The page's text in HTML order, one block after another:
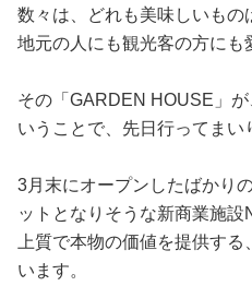
数々は、どれも美味しいもの
地元の人にも観光客の方にも
その「GARDEN HOUSE」
いうことで、先日行ってまい
3月末にオープンしたばかり
ットとなりそうな新商業施設
上質で本物の価値を提供す
います。